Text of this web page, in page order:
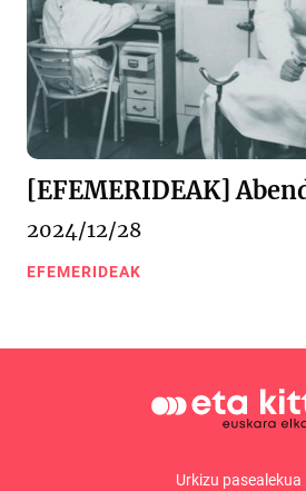
[EFEMERIDEAK]
2024/12/28
EFEMERIDEAK
Urkizu pasealekua